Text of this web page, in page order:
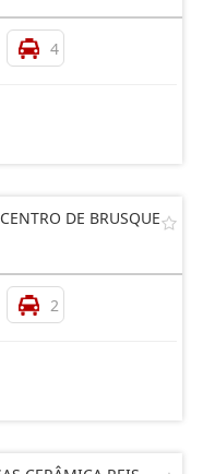
4
DE BRUSQUE
2